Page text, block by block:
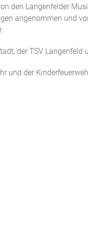
den Langenfelder
angenommen und
der TSV
und der